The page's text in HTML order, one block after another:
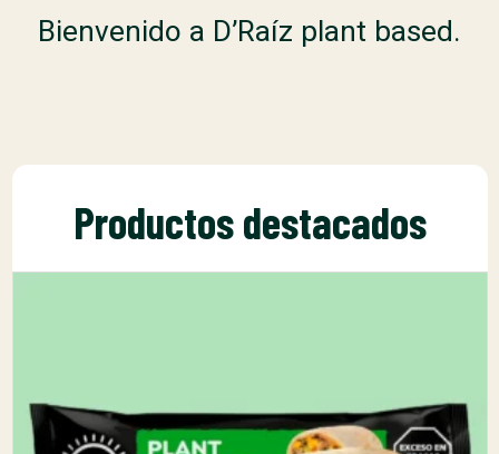
Bienvenido a D’Raíz plant based.
Productos destacados